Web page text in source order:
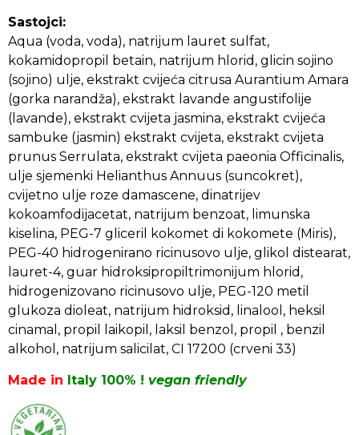
Sastojci:
Aqua (voda, voda), natrijum lauret sulfat,
kokamidopropil betain, natrijum hlorid, glicin sojino
(sojino) ulje, ekstrakt cvijeća citrusa Aurantium Amara
(gorka narandža), ekstrakt lavande angustifolije
(lavande), ekstrakt cvijeta jasmina, ekstrakt cvijeća
sambuke (jasmin) ekstrakt cvijeta, ekstrakt cvijeta
prunus Serrulata, ekstrakt cvijeta paeonia Officinalis,
ulje sjemenki Helianthus Annuus (suncokret),
cvijetno ulje roze damascene, dinatrijev
kokoamfodijacetat, natrijum benzoat, limunska
kiselina, PEG-7 gliceril kokomet di kokomete (Miris),
PEG-40 hidrogenirano ricinusovo ulje, glikol distearat,
lauret-4, guar hidroksipropiltrimonijum hlorid,
hidrogenizovano ricinusovo ulje, PEG-120 metil
glukoza dioleat, natrijum hidroksid, linalool, heksil
cinamal, propil laikopil, laksil benzol, propil , benzil
alkohol, natrijum salicilat, CI 17200 (crveni 33)
Made in Italy 100% ! vegan friendly